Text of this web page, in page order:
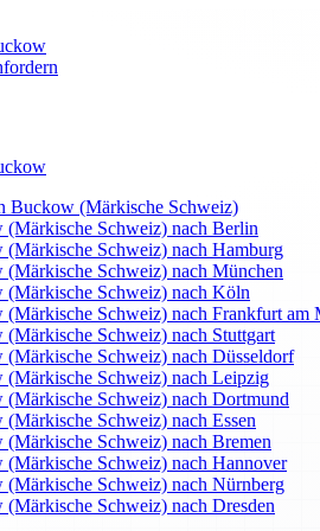
Buckow (Märkische Schweiz)
Schweiz) nach Berlin
Schweiz) nach Hamburg
Schweiz) nach München
Schweiz) nach Köln
Schweiz) nach Frankfurt am
Schweiz) nach Stuttgart
Schweiz) nach Düsseldorf
Schweiz) nach Leipzig
Schweiz) nach Dortmund
Schweiz) nach Essen
Schweiz) nach Bremen
Schweiz) nach Hannover
Schweiz) nach Nürnberg
Schweiz) nach Dresden